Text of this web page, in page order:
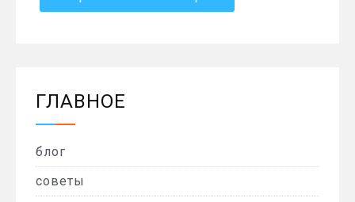
ГЛАВНОЕ
блог
советы